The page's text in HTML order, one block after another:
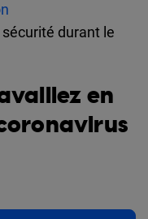
durant le
en